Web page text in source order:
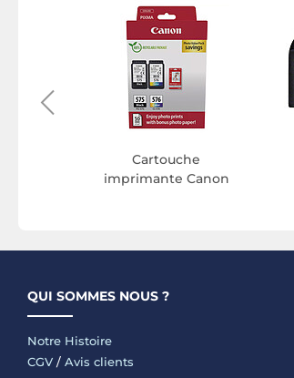
Cartouche
imprimante Canon
QUI SOMMES NOUS ?
Notre Histoire
CGV / Avis clients